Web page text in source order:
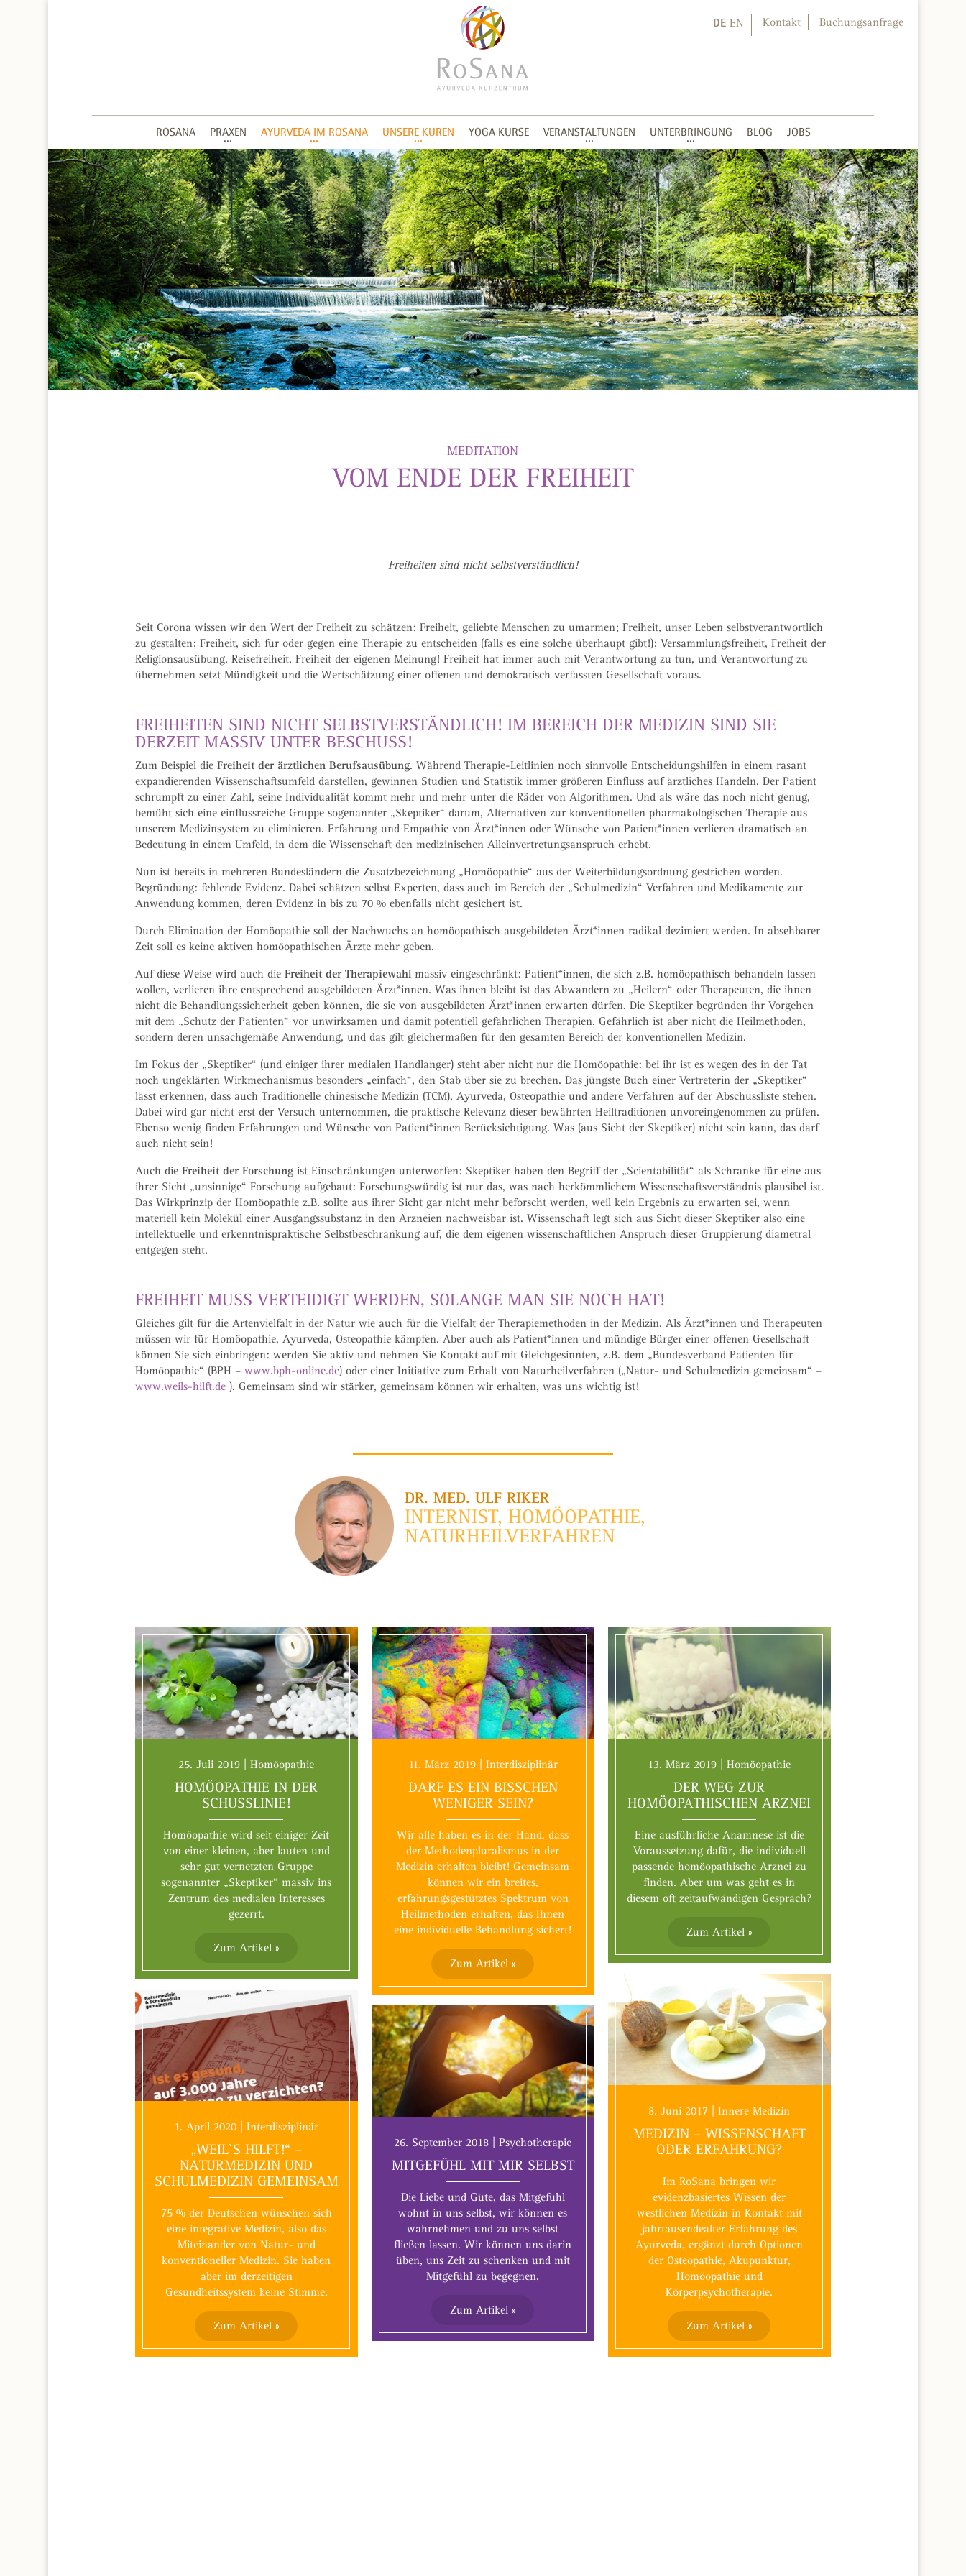
ROSANA PRAXEN AYURVEDA IM ROSANA UNSERE KUREN YOGA KURSE VERANSTALTUNGEN UNTERBRINGUNG BLOG JOBS
DE EN Kontakt Buchungsanfrage
MEDITATION
VOM ENDE DER FREIHEIT
Freiheiten sind nicht selbstverständlich!
Seit Corona wissen wir den Wert der Freiheit zu schätzen: Freiheit, geliebte Menschen zu umarmen; Freiheit, unser Leben selbstverantwortlich
zu gestalten; Freiheit, sich für oder gegen eine Therapie zu entscheiden (falls es eine solche überhaupt gibt!); Versammlungsfreiheit, Freiheit der
Religionsausübung, Reisefreiheit, Freiheit der eigenen Meinung! Freiheit hat immer auch mit Verantwortung zu tun, und Verantwortung zu
übernehmen setzt Mündigkeit und die Wertschätzung einer offenen und demokratisch verfassten Gesellschaft voraus.
FREIHEITEN SIND NICHT SELBSTVERSTÄNDLICH! IM BEREICH DER MEDIZIN SIND SIE
DERZEIT MASSIV UNTER BESCHUSS!
Zum Beispiel dieFreiheit der ärztlichen Berufsausübung. Während Therapie-Leitlinien noch sinnvolle Entscheidungshilfen in einem rasant
expandierenden Wissenschaftsumfeld darstellen, gewinnen Studien und Statistik immer größeren Einfluss auf ärztliches Handeln. Der Patient
schrumpft zu einer Zahl, seine Individualität kommt mehr und mehr unter die Räder von Algorithmen. Und als wäre das noch nicht genug,
bemüht sich eine einflussreiche Gruppe sogenannter „Skeptiker“ darum, Alternativen zur konventionellen pharmakologischen Therapie aus
unserem Medizinsystem zu eliminieren. Erfahrung und Empathie von Ärzt*innen oder Wünsche von Patient*innen verlieren dramatisch an
Bedeutung in einem Umfeld, in dem die Wissenschaft den medizinischen Alleinvertretungsanspruch erhebt.
Nun ist bereits in mehreren Bundesländern die Zusatzbezeichnung „Homöopathie“ aus der Weiterbildungsordnung gestrichen worden.
Begründung: fehlende Evidenz. Dabei schätzen selbst Experten, dass auch im Bereich der „Schulmedizin“ Verfahren und Medikamente zur
Anwendung kommen, deren Evidenz in bis zu 70 % ebenfalls nicht gesichert ist.
Durch Elimination der Homöopathie soll der Nachwuchs an homöopathisch ausgebildeten Ärzt*innen radikal dezimiert werden. In absehbarer
Zeit soll es keine aktiven homöopathischen Ärzte mehr geben.
Auf diese Weise wird auch dieFreiheit der Therapiewahl massiv eingeschränkt: Patient*innen, die sich z.B. homöopathisch behandeln lassen
wollen, verlieren ihre entsprechend ausgebildeten Ärzt*innen. Was ihnen bleibt ist das Abwandern zu „Heilern“ oder Therapeuten, die ihnen
nicht die Behandlungssicherheit geben können, die sie von ausgebildeten Ärzt*innen erwarten dürfen. Die Skeptiker begründen ihr Vorgehen
mit dem „Schutz der Patienten“ vor unwirksamen und damit potentiell gefährlichen Therapien. Gefährlich ist aber nicht die Heilmethoden,
sondern deren unsachgemäße Anwendung, und das gilt gleichermaßen für den gesamten Bereich der konventionellen Medizin.
Im Fokus der „Skeptiker“ (und einiger ihrer medialen Handlanger) steht aber nicht nur die Homöopathie: bei ihr ist es wegen des in der Tat
noch ungeklärten Wirkmechanismus besonders „einfach“, den Stab über sie zu brechen. Das jüngste Buch einer Vertreterin der „Skeptiker“
lässt erkennen, dass auch Traditionelle chinesische Medizin (TCM), Ayurveda, Osteopathie und andere Verfahren auf der Abschussliste stehen.
Dabei wird gar nicht erst der Versuch unternommen, die praktische Relevanz dieser bewährten Heiltraditionen unvoreingenommen zu prüfen.
Ebenso wenig finden Erfahrungen und Wünsche von Patient*innen Berücksichtigung. Was (aus Sicht der Skeptiker) nicht sein kann, das darf
auch nicht sein!
Auch dieFreiheit der Forschung ist Einschränkungen unterworfen: Skeptiker haben den Begriff der „Scientabilität“ als Schranke für eine aus
ihrer Sicht „unsinnige“ Forschung aufgebaut: Forschungswürdig ist nur das, was nach herkömmlichem Wissenschaftsverständnis plausibel ist.
Das Wirkprinzip der Homöopathie z.B. sollte aus ihrer Sicht gar nicht mehr beforscht werden, weil kein Ergebnis zu erwarten sei, wenn
materiell kein Molekül einer Ausgangssubstanz in den Arzneien nachweisbar ist. Wissenschaft legt sich aus Sicht dieser Skeptiker also eine
intellektuelle und erkenntnispraktische Selbstbeschränkung auf, die dem eigenen wissenschaftlichen Anspruch dieser Gruppierung diametral
entgegen steht.
FREIHEIT MUSS VERTEIDIGT WERDEN, SOLANGE MAN SIE NOCH HAT!
Gleiches gilt für die Artenvielfalt in der Natur wie auch für die Vielfalt der Therapiemethoden in der Medizin. Als Ärzt*innen und Therapeuten
müssen wir für Homöopathie, Ayurveda, Osteopathie kämpfen. Aber auch als Patient*innen und mündige Bürger einer offenen Gesellschaft
können Sie sich einbringen: werden Sie aktiv und nehmen Sie Kontakt auf mit Gleichgesinnten, z.B. dem „Bundesverband Patienten für
Homöopathie“ (BPH –www.bph-online.de) oder einer Initiative zum Erhalt von Naturheilverfahren („Natur- und Schulmedizin gemeinsam“ –
www.weils-hilft.de ). Gemeinsam sind wir stärker, gemeinsam können wir erhalten, was uns wichtig ist!
DR. MED. ULF RIKER
INTERNIST, HOMÖOPATHIE,
NATURHEILVERFAHREN
25. Juli 2019 | Homöopathie
HOMÖOPATHIE IN DER
SCHUSSLINIE!
Homöopathie wird seit einiger Zeit
von einer kleinen, aber lauten und
sehr gut vernetzten Gruppe
sogenannter „Skeptiker“ massiv ins
Zentrum des medialen Interesses
gezerrt.
Zum Artikel »
11. März 2019 | Interdisziplinär
DARF ES EIN BISSCHEN
WENIGER SEIN?
Wir alle haben es in der Hand, dass
der Methodenpluralismus in der
Medizin erhalten bleibt! Gemeinsam
können wir ein breites,
erfahrungsgestütztes Spektrum von
Heilmethoden erhalten, das Ihnen
eine individuelle Behandlung sichert!
Zum Artikel »
13. März 2019 | Homöopathie
DER WEG ZUR
HOMÖOPATHISCHEN ARZNEI
Eine ausführliche Anamnese ist die
Voraussetzung dafür, die individuell
passende homöopathische Arznei zu
finden. Aber um was geht es in
diesem oft zeitaufwändigen Gespräch?
Zum Artikel »
1. April 2020 | Interdisziplinär
„WEIL`S HILFT!“ –
NATURMEDIZIN UND
SCHULMEDIZIN GEMEINSAM
75 % der Deutschen wünschen sich
eine integrative Medizin, also das
Miteinander von Natur- und
konventioneller Medizin. Sie haben
aber im derzeitigen
Gesundheitssystem keine Stimme.
Zum Artikel »
26. September 2018 | Psychotherapie
MITGEFÜHL MIT MIR SELBST
Die Liebe und Güte, das Mitgefühl
wohnt in uns selbst, wir können es
wahrnehmen und zu uns selbst
fließen lassen. Wir können uns darin
üben, uns Zeit zu schenken und mit
Mitgefühl zu begegnen.
Zum Artikel »
8. Juni 2017 | Innere Medizin
MEDIZIN – WISSENSCHAFT
ODER ERFAHRUNG?
Im RoSana bringen wir
evidenzbasiertes Wissen der
westlichen Medizin in Kontakt mit
jahrtausendealter Erfahrung des
Ayurveda, ergänzt durch Optionen
der Osteopathie, Akupunktur,
Homöopathie und
Körperpsychotherapie.
Zum Artikel »